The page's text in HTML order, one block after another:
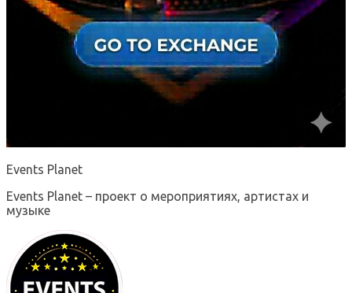
Events Planet
Events Planet – проект о мероприятиях, артистах и
музыке